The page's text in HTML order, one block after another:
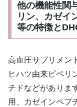
他の機能性関
リン、カゼイ
等の特徴と
高血圧サプリメン
ヒハツ由来ピペリ
チドなどがありま
用、カゼインペプ